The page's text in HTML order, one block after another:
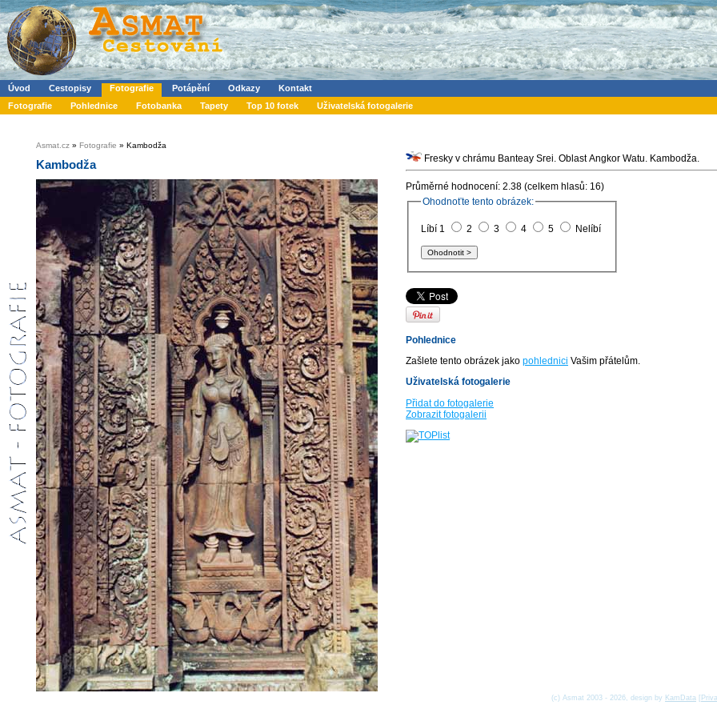
Úvod Cestopisy Fotografie Potápění Odkazy
Kontakt
Fotografie
Pohlednice Fotobanka Tapety Top 10 fotek Uživatelská fotogalerie
Asmat.cz » Fotografie » Kambodža
Kambodža Fresky v chrámu Banteay Srei. Oblast Angkor Watu. Kambodža.
Průměrné hodnocení: 2.38 (celkem hlasů: 16)
Ohodnoťte tento obrázek:
Líbí 1 2 3 4 5 Nelíbí
Pohlednice
Zašlete tento obrázek jako pohlednici Vašim přátelům.
Uživatelská fotogalerie
Přidat do fotogalerie
Zobrazit fotogalerii
(c) Asmat 2003 - 2026, design by KamData